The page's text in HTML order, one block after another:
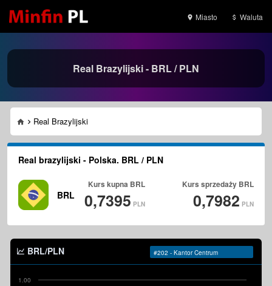
Miasto Waluta
Real Brazylijski - BRL / PLN
Real Brazylijski
Real brazylijski - Polska. BRL / PLN
BRL
Kurs kupna BRL
0,7395 PLN
Kurs sprzedaży BRL
0,7982 PLN
BRL/PLN
1.00